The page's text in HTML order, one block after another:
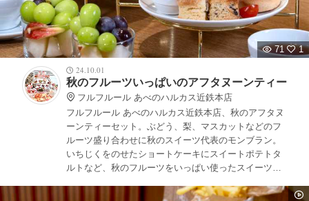
71
1
24.10.01
秋のフルーツいっぱいのアフタヌーンティー
フルフルール あべのハルカス近鉄本店
フルフルール あべのハルカス近鉄本店、秋のアフタヌ
ーンティーセット。ぶどう、梨、マスカットなどのフ
ルーツ盛り合わせに秋のスイーツ代表のモンブラン。
いちじくをのせたショートケーキにスイートポテトタ
ルトなど、秋のフルーツをいっぱい使ったスイーツが